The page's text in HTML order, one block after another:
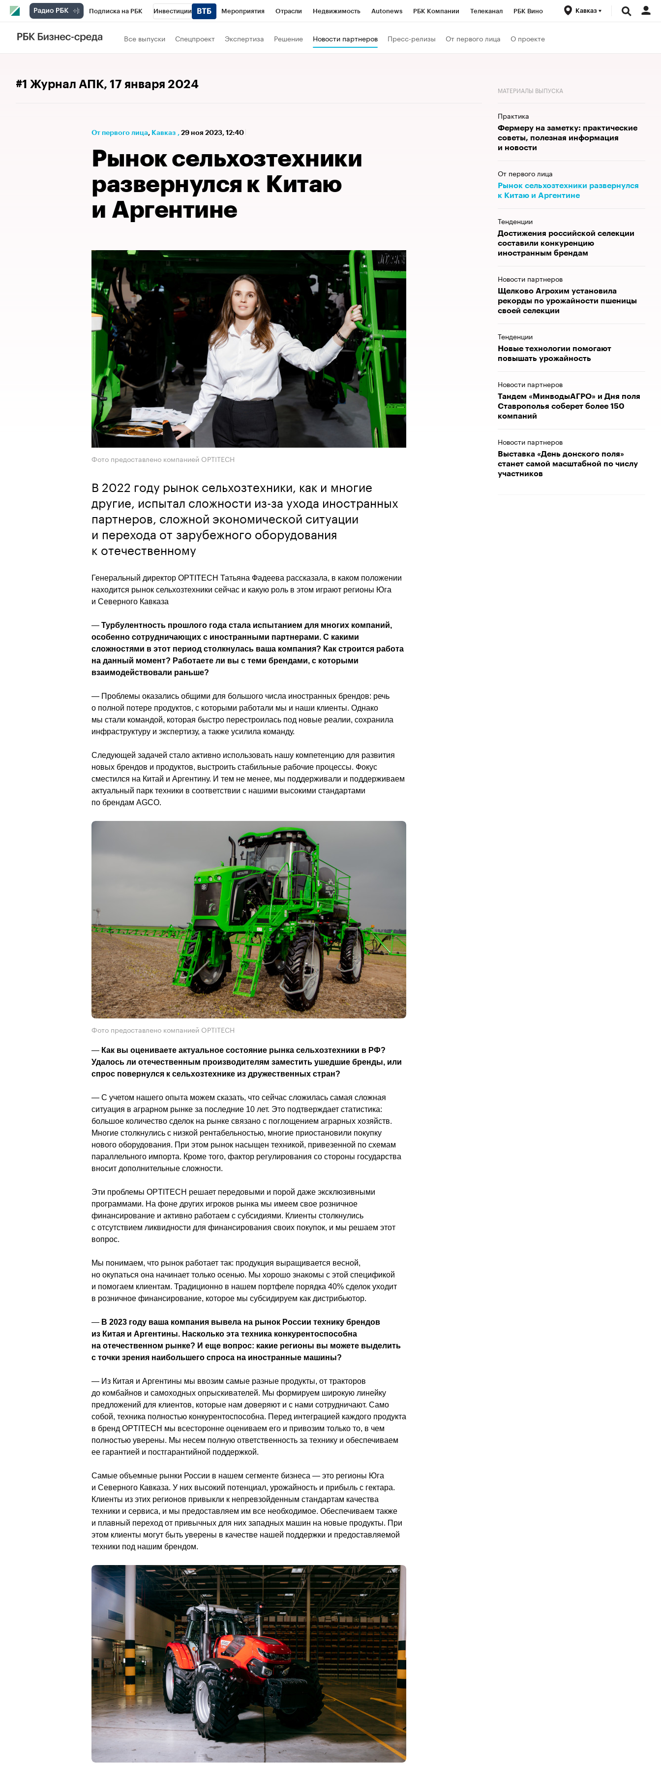
Подписка на РБК Инвестиции Мероприятия Отрасли Недвижимость Autonews РБК Компании Телеканал РБК Вино
Спорт
Кавказ
Все выпуски Спецпроект Экспертиза Решение Новости партнеров Пресс-релизы От первого лица О проекте
#1 Журнал АПК, 17 января 2024
От первого лица⁠, Кавказ , 29 ноя 2023, 12:40
Рынок сельхозтехники
развернулся к Китаю
и Аргентине
Фото предоставлено компанией OPTITECH
В 2022 году рынок сельхозтехники, как и многие
другие, испытал сложности из-за ухода иностранных
партнеров, сложной экономической ситуации
и перехода от зарубежного оборудования
к отечественному
Генеральный директор OPTITECH Татьяна Фадеева рассказала, в каком положении
находится рынок сельхозтехники сейчас и какую роль в этом играют регионы Юга
и Северного Кавказа
— Турбулентность прошлого года стала испытанием для многих компаний,
особенно сотрудничающих с иностранными партнерами. С какими
сложностями в этот период столкнулась ваша компания? Как строится работа
на данный момент? Работаете ли вы с теми брендами, с которыми
взаимодействовали раньше?
— Проблемы оказались общими для большого числа иностранных брендов: речь
о полной потере продуктов, с которыми работали мы и наши клиенты. Однако
мы стали командой, которая быстро перестроилась под новые реалии, сохранила
инфраструктуру и экспертизу, а также усилила команду.
Следующей задачей стало активно использовать нашу компетенцию для развития
новых брендов и продуктов, выстроить стабильные рабочие процессы. Фокус
сместился на Китай и Аргентину. И тем не менее, мы поддерживали и поддерживаем
актуальный парк техники в соответствии с нашими высокими стандартами
по брендам AGCO.
Фото предоставлено компанией OPTITECH
— Как вы оцениваете актуальное состояние рынка сельхозтехники в РФ?
Удалось ли отечественным производителям заместить ушедшие бренды, или
спрос повернулся к сельхозтехнике из дружественных стран?
— С учетом нашего опыта можем сказать, что сейчас сложилась самая сложная
ситуация в аграрном рынке за последние 10 лет. Это подтверждает статистика:
большое количество сделок на рынке связано с поглощением аграрных хозяйств.
Многие столкнулись с низкой рентабельностью, многие приостановили покупку
нового оборудования. При этом рынок насыщен техникой, привезенной по схемам
параллельного импорта. Кроме того, фактор регулирования со стороны государства
вносит дополнительные сложности.
Эти проблемы OPTITECH решает передовыми и порой даже эксклюзивными
программами. На фоне других игроков рынка мы имеем свое розничное
финансирование и активно работаем с субсидиями. Клиенты столкнулись
с отсутствием ликвидности для финансирования своих покупок, и мы решаем этот
вопрос.
Мы понимаем, что рынок работает так: продукция выращивается весной,
но окупаться она начинает только осенью. Мы хорошо знакомы с этой спецификой
и помогаем клиентам. Традиционно в нашем портфеле порядка 40% сделок уходит
в розничное финансирование, которое мы субсидируем как дистрибьютор.
— В 2023 году ваша компания вывела на рынок России технику брендов
из Китая и Аргентины. Насколько эта техника конкурентоспособна
на отечественном рынке? И еще вопрос: какие регионы вы можете выделить
с точки зрения наибольшего спроса на иностранные машины?
— Из Китая и Аргентины мы ввозим самые разные продукты, от тракторов
до комбайнов и самоходных опрыскивателей. Мы формируем широкую линейку
предложений для клиентов, которые нам доверяют и с нами сотрудничают. Само
собой, техника полностью конкурентоспособна. Перед интеграцией каждого продукта
в бренд OPTITECH мы всесторонне оцениваем его и привозим только то, в чем
полностью уверены. Мы несем полную ответственность за технику и обеспечиваем
ее гарантией и постгарантийной поддержкой.
Самые объемные рынки России в нашем сегменте бизнеса — это регионы Юга
и Северного Кавказа. У них высокий потенциал, урожайность и прибыль с гектара.
Клиенты из этих регионов привыкли к непревзойденным стандартам качества
техники и сервиса, и мы предоставляем им все необходимое. Обеспечиваем также
и плавный переход от привычных для них западных машин на новые продукты. При
этом клиенты могут быть уверены в качестве нашей поддержки и предоставляемой
техники под нашим брендом.
МАТЕРИАЛЫ ВЫПУСКА
Практика
Фермеру на заметку: практические
советы, полезная информация
и новости
От первого лица
Рынок сельхозтехники развернулся
к Китаю и Аргентине
Тенденции
Достижения российской селекции
составили конкуренцию
иностранным брендам
Новости партнеров
Щелково Агрохим установила
рекорды по урожайности пшеницы
своей селекции
Тенденции
Новые технологии помогают
повышать урожайность
Новости партнеров
Тандем «МинводыАГРО» и Дня поля
Ставрополья соберет более 150
компаний
Новости партнеров
Выставка «День донского поля»
станет самой масштабной по числу
участников